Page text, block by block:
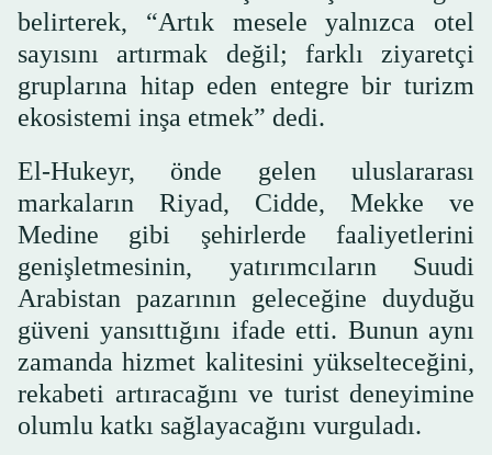
belirterek, “Artık mesele yalnızca otel
sayısını artırmak değil; farklı ziyaretçi
gruplarına hitap eden entegre bir turizm
ekosistemi inşa etmek” dedi.
El-Hukeyr, önde gelen uluslararası
markaların Riyad, Cidde, Mekke ve
Medine gibi şehirlerde faaliyetlerini
genişletmesinin, yatırımcıların Suudi
Arabistan pazarının geleceğine duyduğu
güveni yansıttığını ifade etti. Bunun aynı
zamanda hizmet kalitesini yükselteceğini,
rekabeti artıracağını ve turist deneyimine
olumlu katkı sağlayacağını vurguladı.